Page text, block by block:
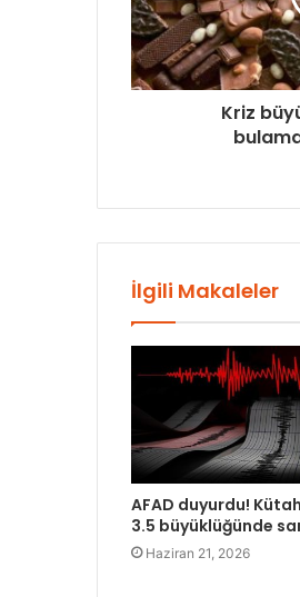
Kriz
İlgili Makaleler
AFAD duyurdu!
3.5 büyüklüğünde
Haziran 21, 2026